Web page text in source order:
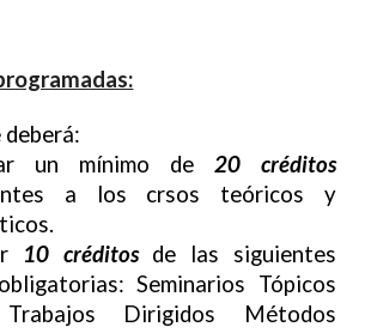
un mínimo de 20 créditos
a los crsos teóricos y
10 créditos de las siguientes
Seminarios Tópicos
Trabajos Dirigidos Métodos